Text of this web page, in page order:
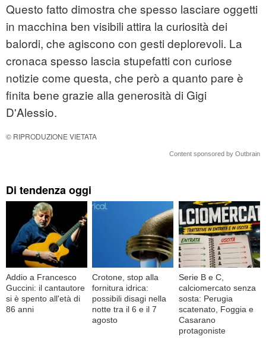
Questo fatto dimostra che spesso lasciare oggetti
in macchina ben visibili attira la curiosità dei
balordi, che agiscono con gesti deplorevoli. La
cronaca spesso lascia stupefatti con curiose
notizie come questa, che però a quanto pare è
finita bene grazie alla generosità di Gigi
D'Alessio.
© RIPRODUZIONE VIETATA
Content sponsored by Outbrain
Di tendenza oggi
Addio a Francesco
Guccini: il cantautore
si è spento all'età di
86 anni
Crotone, stop alla
fornitura idrica:
possibili disagi nella
notte tra il 6 e il 7
agosto
Serie B e C,
calciomercato senza
sosta: Perugia
scatenato, Foggia e
Casarano
protagoniste